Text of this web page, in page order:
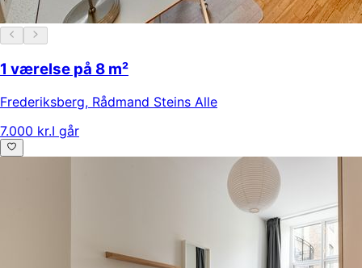
1 værelse på 8 m²
Frederiksberg, Rådmand Steins Alle
7.000 kr.I går